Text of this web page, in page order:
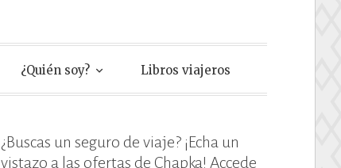
¿Quién soy? Libros viajeros
¿Buscas un seguro de viaje? ¡Echa un
vistazo a las ofertas de Chapka! Accede